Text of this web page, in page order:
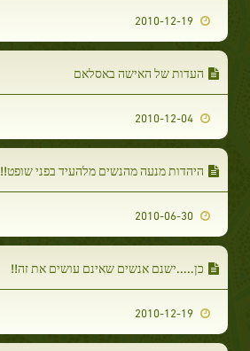
העדות של האישה באסלאם
היהדות מנעה מהנשים מלהעיד בפני שופט!!
כן.....ישנם אנשים שאינם עושים את זה!!